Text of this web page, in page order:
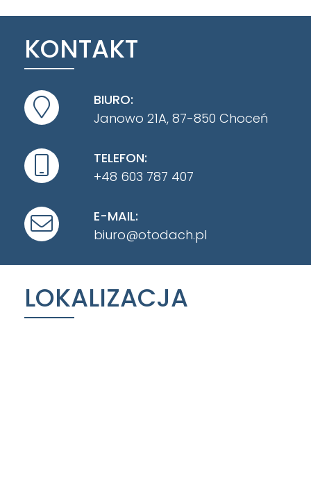
KONTAKT
BIURO:
Janowo 21A, 87-850 Choceń
TELEFON:
+48 603 787 407
E-MAIL:
biuro@otodach.pl
LOKALIZACJA